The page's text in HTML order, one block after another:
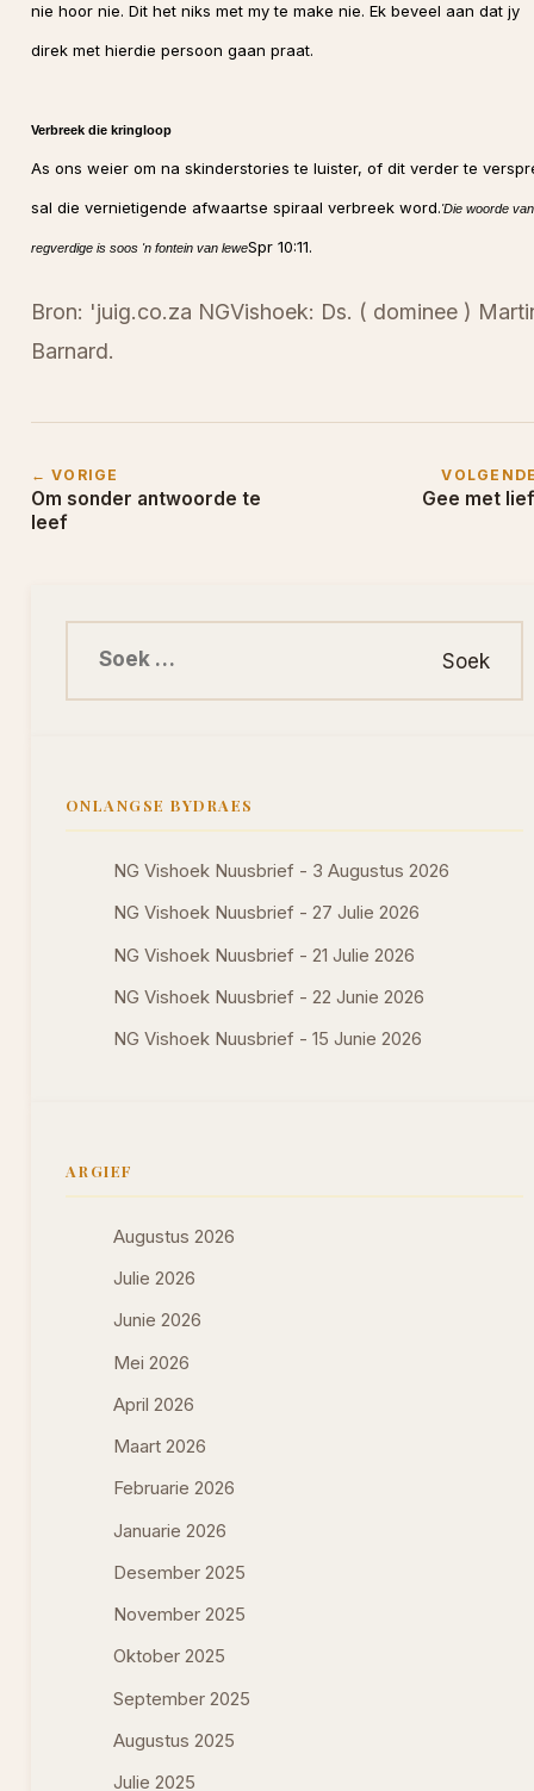
nie hoor nie. Dit het niks met my te make nie. Ek beveel aan dat jy
direk met hierdie persoon gaan praat.
Verbreek die kringloop
As ons weier om na skinderstories te luister, of dit verder te
sal die vernietigende afwaartse spiraal verbreek word.'Die woorde
regverdige is soos 'n fontein van leweSpr 10:11.
Bron: 'juig.co.za NGVishoek: Ds. ( dominee )
Barnard.
← VORIGE
Om sonder antwoorde te
leef
Gee met
ONLANGSE BYDRAES
NG Vishoek Nuusbrief - 3 Augustus 2026
NG Vishoek Nuusbrief - 27 Julie 2026
NG Vishoek Nuusbrief - 21 Julie 2026
NG Vishoek Nuusbrief - 22 Junie 2026
NG Vishoek Nuusbrief - 15 Junie 2026
ARGIEF
Augustus 2026
Julie 2026
Junie 2026
Mei 2026
April 2026
Maart 2026
Februarie 2026
Januarie 2026
Desember 2025
November 2025
Oktober 2025
September 2025
Augustus 2025
Julie 2025